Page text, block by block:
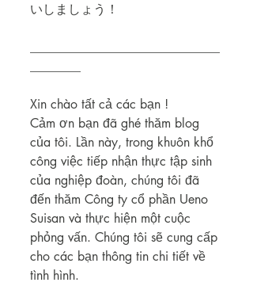
いしましょう！
Xin chào tất cả các bạn !
Cảm ơn bạn đã ghé thăm blog
của tôi. Lần này, trong khuôn khổ
công việc tiếp nhận thực tập sinh
của nghiệp đoàn, chúng tôi đã
đến thăm Công ty cổ phần Ueno
Suisan và thực hiện một cuộc
phỏng vấn. Chúng tôi sẽ cung cấp
cho các bạn thông tin chi tiết về
tình hình.